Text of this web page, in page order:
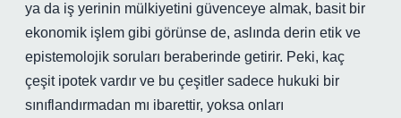
ya da iş yerinin mülkiyetini güvenceye almak, basit bir
ekonomik işlem gibi görünse de, aslında derin etik ve
epistemolojik soruları beraberinde getirir. Peki, kaç
çeşit ipotek vardır ve bu çeşitler sadece hukuki bir
sınıflandırmadan mı ibarettir, yoksa onları